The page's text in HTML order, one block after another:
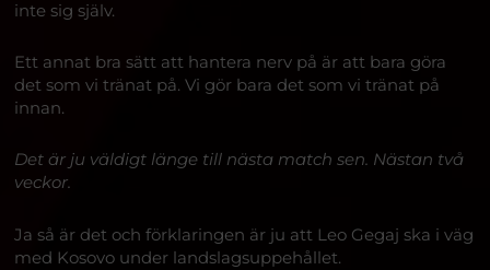
inte sig själv.
Ett annat bra sätt att hantera nerv på är att bara göra
det som vi tränat på. Vi gör bara det som vi tränat på
innan.
Det är ju väldigt länge till nästa match sen. Nästan två
veckor.
Ja så är det och förklaringen är ju att Leo Gegaj ska i väg
med Kosovo under landslagsuppehållet.